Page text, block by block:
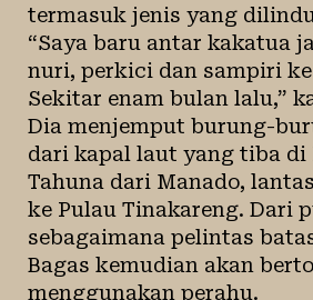
termasuk jenis yang
“Saya baru antar kakatua
nuri, perkici dan sampiri
Sekitar enam bulan lalu,”
Dia menjemput burung-
dari kapal laut yang tiba di
Tahuna dari Manado,
ke Pulau Tinakareng. Dari
sebagaimana pelintas
Bagas kemudian akan
menggunakan perahu.